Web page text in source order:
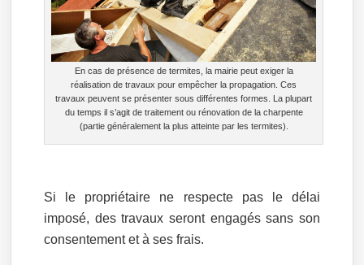
En cas de présence de termites, la mairie peut exiger la
réalisation de travaux pour empêcher la propagation. Ces
travaux peuvent se présenter sous différentes formes. La plupart
du temps il s’agit de traitement ou rénovation de la charpente
(partie généralement la plus atteinte par les termites).
Si le propriétaire ne respecte pas le délai
imposé, des travaux seront engagés sans son
consentement et à ses frais.